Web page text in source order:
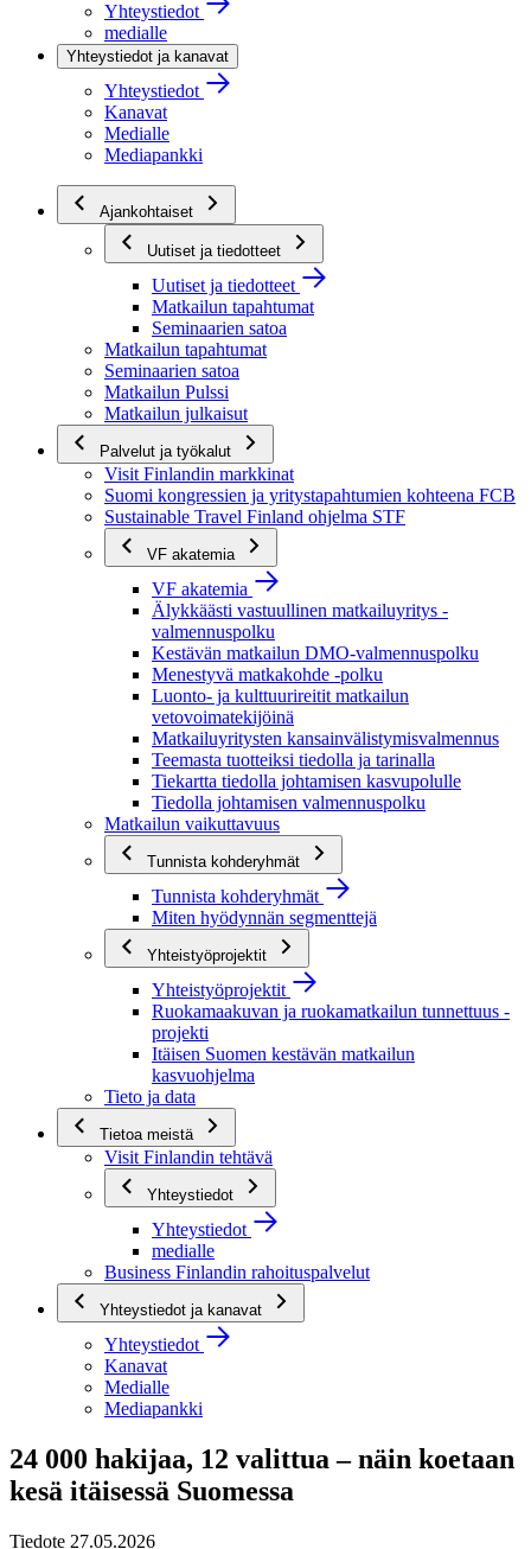
Yhteystiedot
medialle
Yhteystiedot ja kanavat
Yhteystiedot
Kanavat
Medialle
Mediapankki
Ajankohtaiset
Uutiset ja tiedotteet
Uutiset ja tiedotteet
Matkailun tapahtumat
Seminaarien satoa
Matkailun tapahtumat
Seminaarien satoa
Matkailun Pulssi
Matkailun julkaisut
Palvelut ja työkalut
Visit Finlandin markkinat
Suomi kongressien ja yritystapahtumien kohteena FCB
Sustainable Travel Finland ohjelma STF
VF akatemia
VF akatemia
Älykkäästi vastuullinen matkailuyritys -
valmennuspolku
Kestävän matkailun DMO-valmennuspolku
Menestyvä matkakohde -polku
Luonto- ja kulttuurireitit matkailun
vetovoimatekijöinä
Matkailuyritysten kansainvälistymisvalmennus
Teemasta tuotteiksi tiedolla ja tarinalla
Tiekartta tiedolla johtamisen kasvupolulle
Tiedolla johtamisen valmennuspolku
Matkailun vaikuttavuus
Tunnista kohderyhmät
Tunnista kohderyhmät
Miten hyödynnän segmenttejä
Yhteistyöprojektit
Yhteistyöprojektit
Ruokamaakuvan ja ruokamatkailun tunnettuus -
projekti
Itäisen Suomen kestävän matkailun
kasvuohjelma
Tieto ja data
Tietoa meistä
Visit Finlandin tehtävä
Yhteystiedot
Yhteystiedot
medialle
Business Finlandin rahoituspalvelut
Yhteystiedot ja kanavat
Yhteystiedot
Kanavat
Medialle
Mediapankki
24 000 hakijaa, 12 valittua – näin koetaan
kesä itäisessä Suomessa
Tiedote 27.05.2026